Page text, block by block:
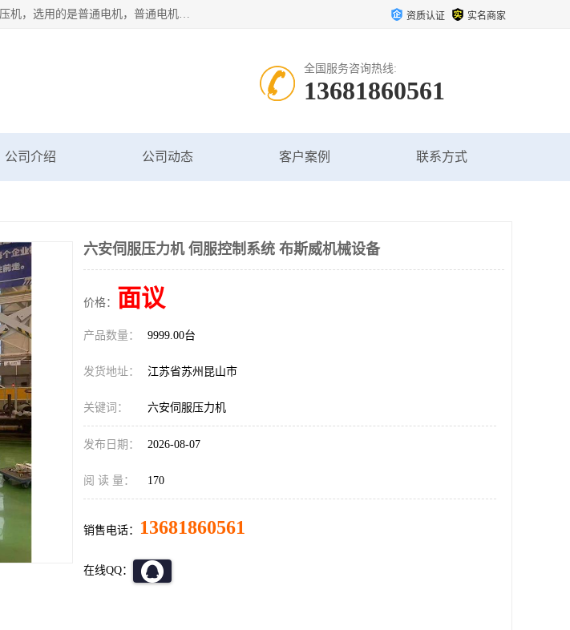
苏州布斯威机械设备有限公司主要经营：伺服油压机也是一款液压机；简单来说，传统的油压机，选用的是普通电机，普通电机容易发热，容易烧坏。伺服油压机采用先进的伺服电机，一般选用汇川 、日本大金、台达等品牌。伺服电机配套伺服泵还有伺服驱动器等部件，这样机器的电机过热，能耗的控制、机器工作的噪音都得到了完美的解决。 资质认证 实名商家
全国服务咨询热线:
13681860561
公司介绍 公司动态 客户案例 联系方式
六安伺服压力机 伺服控制系统 布斯威机械设备
价格： 面议
产品数量： 9999.00台
发货地址： 江苏省苏州昆山市
关键词： 六安伺服压力机
发布日期： 2026-08-07
阅 读 量： 170
销售电话： 13681860561
在线QQ：